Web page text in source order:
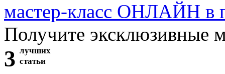
мастер-класс ОНЛАЙН в
Получите эксклюзивные
3 лучших
статьи